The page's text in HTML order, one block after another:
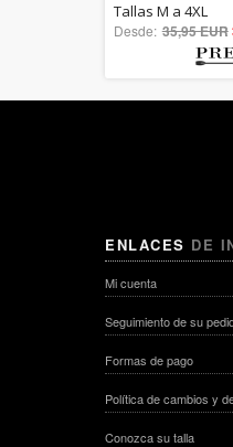
out
Tallas M a 4XL
Desde: 35,95 EUR
ENLACES DE
Mi cuenta
Seguimiento de su
Formas de pago
Política de cambios y
Conozca su talla